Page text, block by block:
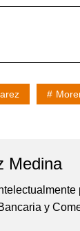
Medina
y